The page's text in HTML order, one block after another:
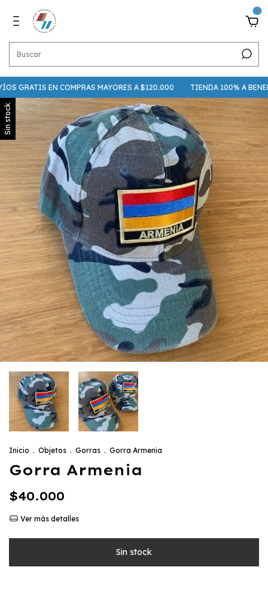
0
GRATIS EN COMPRAS MAYORES A $120.000 TIENDA 100% A
Sin stock
Inicio . Objetos . Gorras . Gorra Armenia
Gorra Armenia
$40.000
Ver más detalles